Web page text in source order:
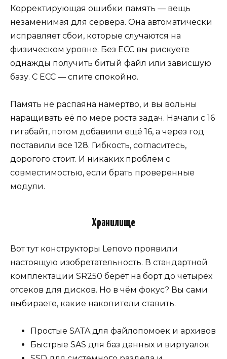
Корректирующая ошибки память — вещь
незаменимая для сервера. Она автоматически
исправляет сбои, которые случаются на
физическом уровне. Без ECC вы рискуете
однажды получить битый файл или зависшую
базу. С ECC — спите спокойно.
Память не распаяна намертво, и вы вольны
наращивать её по мере роста задач. Начали с 16
гигабайт, потом добавили ещё 16, а через год
поставили все 128. Гибкость, согласитесь,
дорогого стоит. И никаких проблем с
совместимостью, если брать проверенные
модули.
Хранилище
Вот тут конструкторы Lenovo проявили
настоящую изобретательность. В стандартной
комплектации SR250 берёт на борт до четырёх
отсеков для дисков. Но в чём фокус? Вы сами
выбираете, какие накопители ставить.
Простые SATA для файлопомоек и архивов
Быстрые SAS для баз данных и виртуалок